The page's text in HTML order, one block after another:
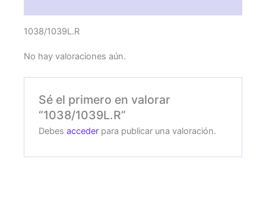
1038/1039L.R
No hay valoraciones aún.
Sé el primero en valorar
“1038/1039L.R”
Debesacceder para publicar una valoración.